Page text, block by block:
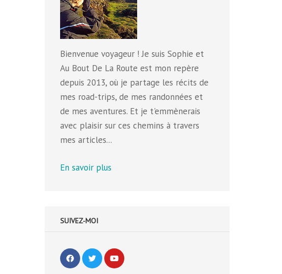
Bienvenue voyageur ! Je suis Sophie et
Au Bout De La Route est mon repère
depuis 2013, où je partage les récits de
mes road-trips, de mes randonnées et
de mes aventures. Et je t'emmènerais
avec plaisir sur ces chemins à travers
mes articles...
En savoir plus
SUIVEZ-MOI